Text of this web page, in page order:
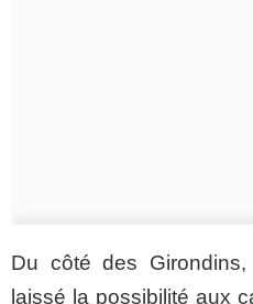
Du côté des
laissé la possibilité aux